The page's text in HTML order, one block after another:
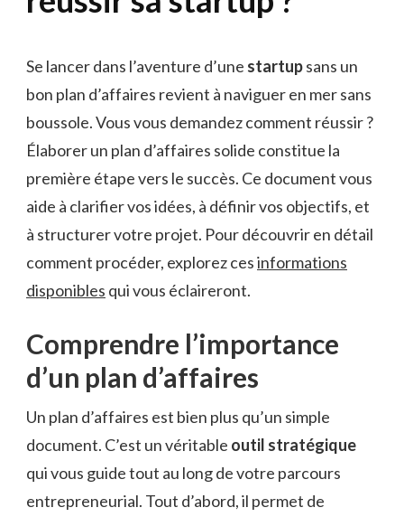
Se lancer dans l’aventure d’une startupsans un
bon plan d’affaires revient à naviguer en mer sans
boussole. Vous vous demandez comment réussir ?
Élaborer un plan d’affaires solide constitue la
première étape vers le succès. Ce document vous
aide à clarifier vos idées, à définir vos objectifs, et
à structurer votre projet. Pour découvrir en détail
comment procéder, explorez cesinformations
disponibles qui vous éclaireront.
Comprendre l’importance
d’un plan d’affaires
Un plan d’affaires est bien plus qu’un simple
document. C’est un véritable outil stratégique
qui vous guide tout au long de votre parcours
entrepreneurial. Tout d’abord, il permet de